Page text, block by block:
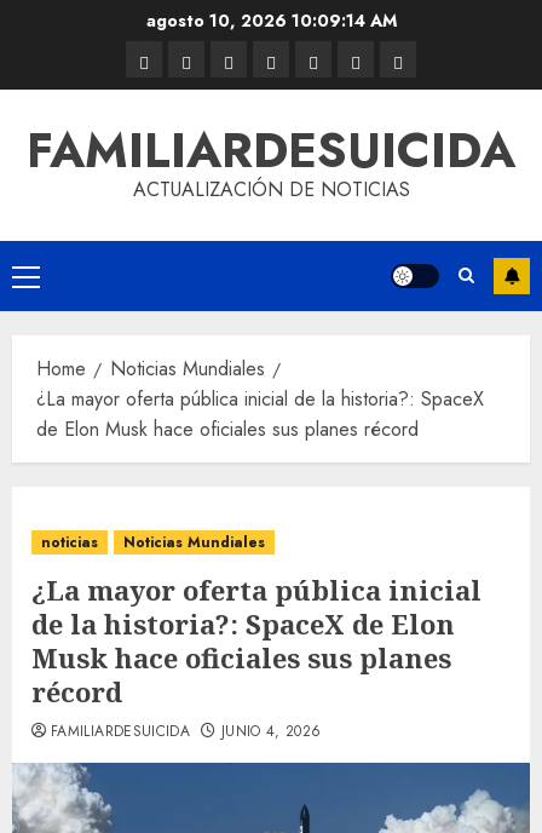
agosto 10, 2026 10:09:15 AM
FAMILIARDESUICIDA
ACTUALIZACIÓN DE NOTICIAS
Home
Noticias Mundiales
¿La mayor oferta pública inicial de la historia?: SpaceX
de Elon Musk hace oficiales sus planes récord
noticias Noticias Mundiales
¿La mayor oferta pública inicial
de la historia?: SpaceX de Elon
Musk hace oficiales sus planes
récord
FAMILIARDESUICIDA JUNIO 4, 2026